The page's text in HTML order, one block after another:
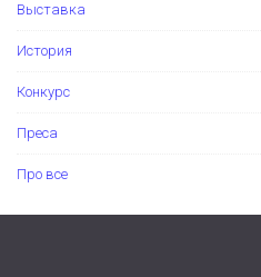
Выставка
История
Конкурс
Преса
Про все